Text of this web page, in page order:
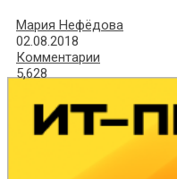
Мария Нефёдова
02.08.2018
Комментарии
5,628